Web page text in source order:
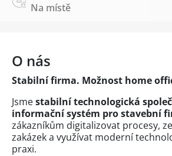
Na místě
O nás
Stabilní firma. Možnost home
Jsmestabilní technologická
informační systém pro stavební
zákazníkům digitalizovat procesy,
zakázek a využívat moderní
praxi.